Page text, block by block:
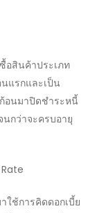
อสินค้าประเภท
แรกและเป็น
อนมาปิดชำระหนี้
นกว่าจะครบอายุ
ใช้การคิดดอกเบี้ย